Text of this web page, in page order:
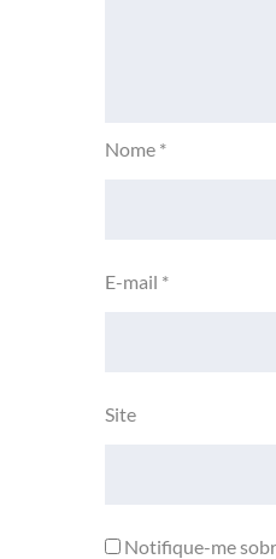
Nome *
E-mail *
Site
Notifique-me